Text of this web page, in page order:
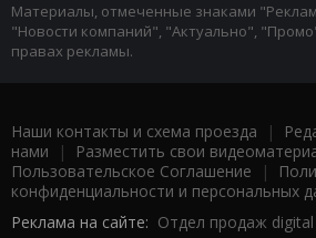
Материалы, отмеченные знаками
"Новости компаний", "Актуально",
правах рекламы.
Наши контакты и схема проезда |
нами | Разместить свои
Пользовательское Соглашение |
конфиденциальности и персональных
Реклама на сайте: Отдел продаж